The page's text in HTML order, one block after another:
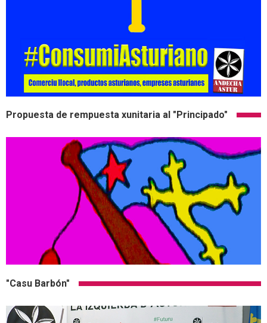
Propuesta de rempuesta xunitaria al "Principado"
"Casu Barbón"